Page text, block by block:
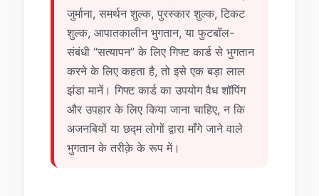
जुर्माना, समर्थन शुल्क, पुरस्कार शुल्क, टिकट
शुल्क, आपातकालीन भुगतान, या फुटबॉल-
संबंधी “सत्यापन” के लिए गिफ्ट कार्ड से भुगतान
करने के लिए कहता है, तो इसे एक बड़ा लाल
झंडा मानें। गिफ्ट कार्ड का उपयोग वैध शॉपिंग
और उपहार के लिए किया जाना चाहिए, न कि
अजनबियों या छद्म लोगों द्वारा माँगे जाने वाले
भुगतान के तरीक़े के रूप में।